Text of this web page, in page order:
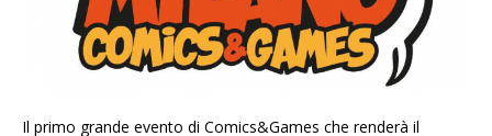
Il primo grande evento di Comics&Games che renderà il